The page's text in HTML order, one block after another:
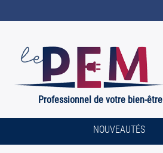
Professionnel de votre bien-être
NOUVEAUTÉS